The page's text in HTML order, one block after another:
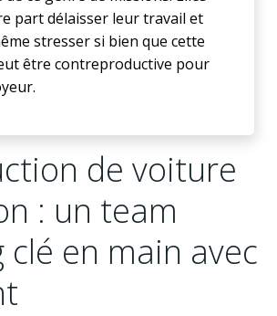
part délaisser leur travail et
stresser si bien que cette
être contreproductive pour
de voiture
: un team
clé en main avec